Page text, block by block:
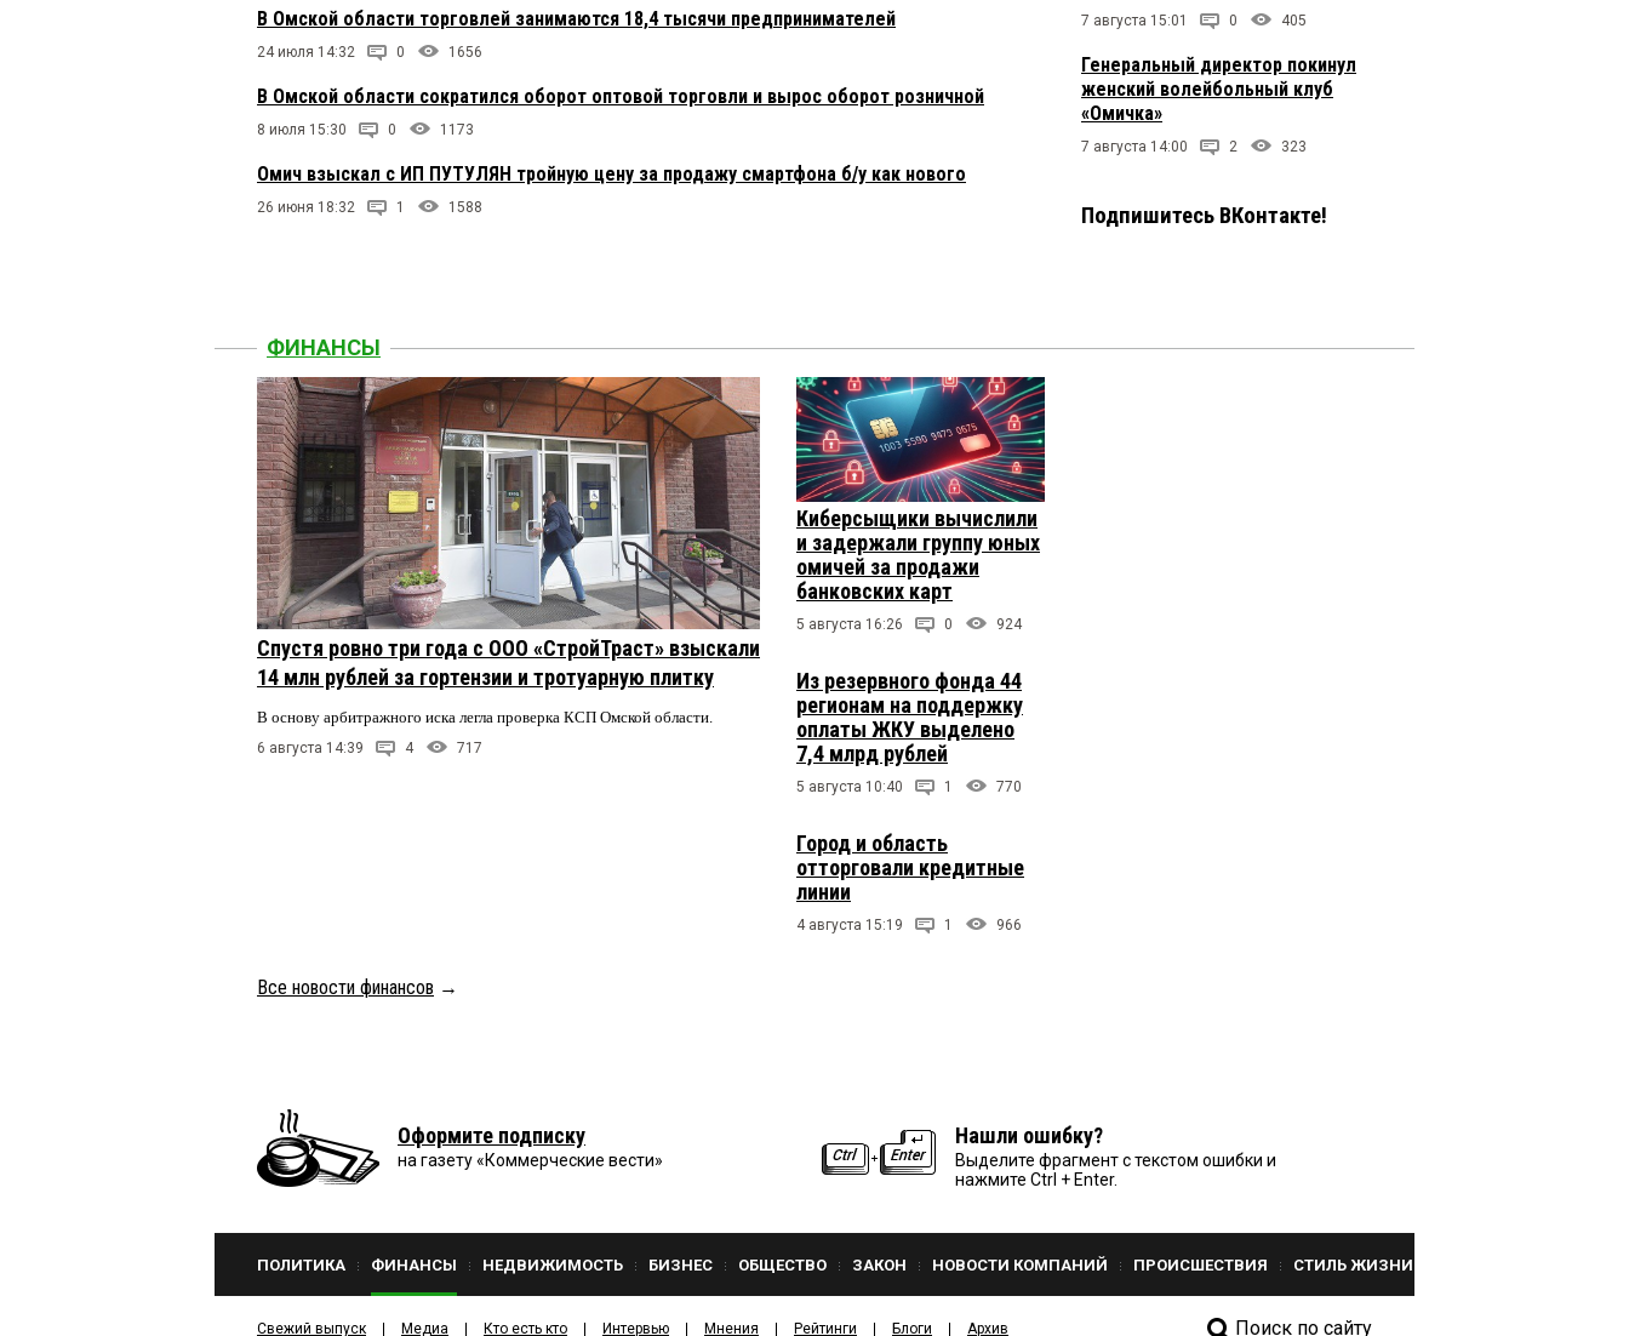
В Омской области торговлей занимаются 18,4 тысячи предпринимателей
24 июля 14:32 0 1656
В Омской области сократился оборот оптовой торговли и вырос оборот розничной
8 июля 15:30 0 1173
Омич взыскал с ИП ПУТУЛЯН тройную цену за продажу смартфона б/у как нового
26 июня 18:32 1 1588
7 августа 15:01 0 405
Генеральный директор покинул
женский волейбольный клуб
«Омичка»
7 августа 14:00 2 323
Подпишитесь ВКонтакте!
ФИНАНСЫ
Спустя ровно три года с ООО «СтройТраст» взыскали
14 млн рублей за гортензии и тротуарную плитку
В основу арбитражного иска легла проверка КСП Омской области.
6 августа 14:39 4 717
Киберсыщики вычислили
и задержали группу юных
омичей за продажи
банковских карт
5 августа 16:26 0 924
Из резервного фонда 44
регионам на поддержку
оплаты ЖКУ выделено
7,4 млрд рублей
5 августа 10:40 1 770
Город и область
отторговали кредитные
линии
4 августа 15:19 1 966
Все новости финансов →
Оформите подписку
на газету «Коммерческие вести»
Нашли ошибку?
Выделите фрагмент с текстом ошибки и
нажмите Ctrl + Enter.
ПОЛИТИКА ФИНАНСЫ НЕДВИЖИМОСТЬ БИЗНЕС ОБЩЕСТВО ЗАКОН НОВОСТИ КОМПАНИЙ ПРОИСШЕСТВИЯ СТИЛЬ ЖИЗНИ
Свежий выпуск Медиа Кто есть кто Интервью Мнения Рейтинги Блоги Архив Поиск по сайту